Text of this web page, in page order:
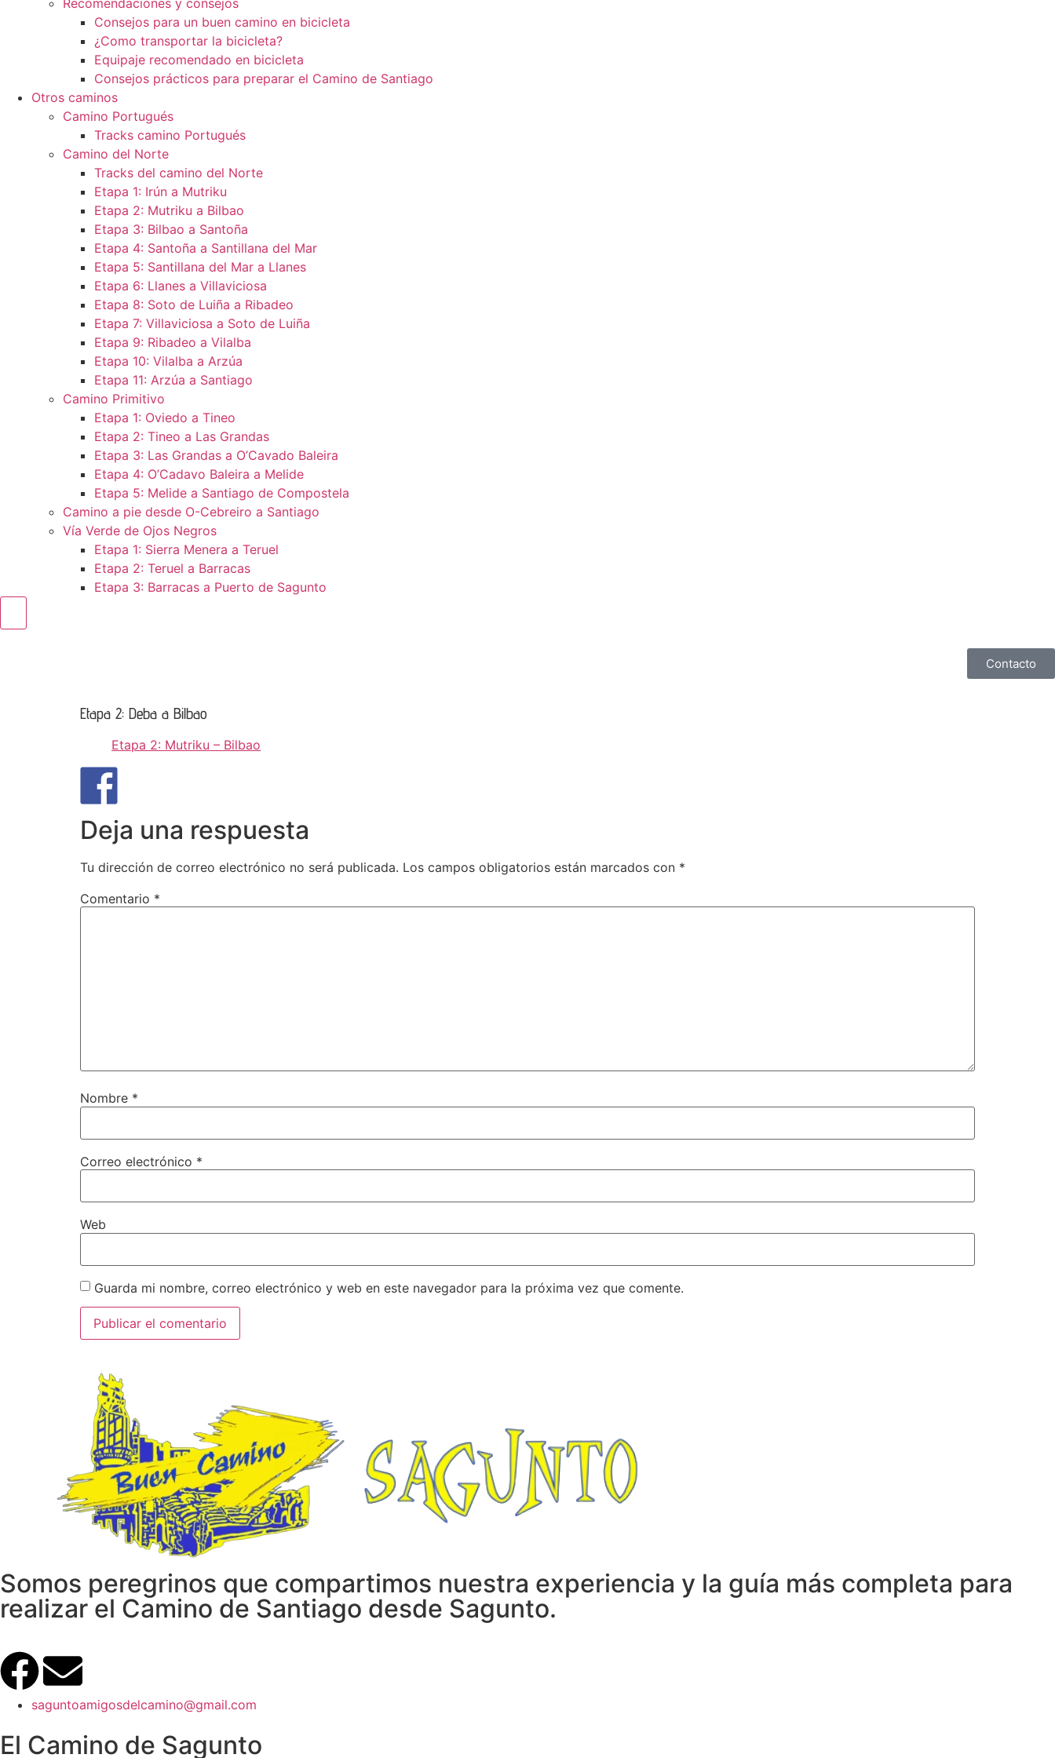
Recomendaciones y consejos
Consejos para un buen camino en bicicleta
¿Como transportar la bicicleta?
Equipaje recomendado en bicicleta
Consejos prácticos para preparar el Camino de Santiago
Otros caminos
Camino Portugués
Tracks camino Portugués
Camino del Norte
Tracks del camino del Norte
Etapa 1: Irún a Mutriku
Etapa 2: Mutriku a Bilbao
Etapa 3: Bilbao a Santoña
Etapa 4: Santoña a Santillana del Mar
Etapa 5: Santillana del Mar a Llanes
Etapa 6: Llanes a Villaviciosa
Etapa 8: Soto de Luiña a Ribadeo
Etapa 7: Villaviciosa a Soto de Luiña
Etapa 9: Ribadeo a Vilalba
Etapa 10: Vilalba a Arzúa
Etapa 11: Arzúa a Santiago
Camino Primitivo
Etapa 1: Oviedo a Tineo
Etapa 2: Tineo a Las Grandas
Etapa 3: Las Grandas a O’Cavado Baleira
Etapa 4: O’Cadavo Baleira a Melide
Etapa 5: Melide a Santiago de Compostela
Camino a pie desde O-Cebreiro a Santiago
Vía Verde de Ojos Negros
Etapa 1: Sierra Menera a Teruel
Etapa 2: Teruel a Barracas
Etapa 3: Barracas a Puerto de Sagunto
Contacto
Etapa 2: Deba a Bilbao
Etapa 2: Mutriku – Bilbao
Deja una respuesta
Tu dirección de correo electrónico no será publicada. Los campos obligatorios están marcados con *
Comentario *
Nombre *
Correo electrónico *
Web
Guarda mi nombre, correo electrónico y web en este navegador para la próxima vez que comente.
Somos peregrinos que compartimos nuestra experiencia y la guía más completa para
realizar el Camino de Santiago desde Sagunto.
saguntoamigosdelcamino@gmail.com
El Camino de Sagunto